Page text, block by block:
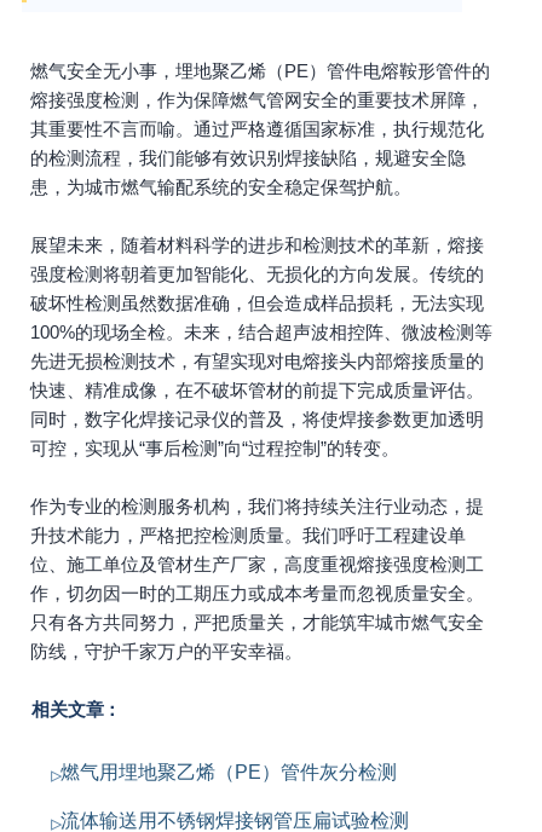
燃气安全无小事，埋地聚乙烯（PE）管件电熔鞍形管件的
熔接强度检测，作为保障燃气管网安全的重要技术屏障，
其重要性不言而喻。通过严格遵循国家标准，执行规范化
的检测流程，我们能够有效识别焊接缺陷，规避安全隐
患，为城市燃气输配系统的安全稳定保驾护航。
展望未来，随着材料科学的进步和检测技术的革新，熔接
强度检测将朝着更加智能化、无损化的方向发展。传统的
破坏性检测虽然数据准确，但会造成样品损耗，无法实现
100%的现场全检。未来，结合超声波相控阵、微波检测等
先进无损检测技术，有望实现对电熔接头内部熔接质量的
快速、精准成像，在不破坏管材的前提下完成质量评估。
同时，数字化焊接记录仪的普及，将使焊接参数更加透明
可控，实现从“事后检测”向“过程控制”的转变。
作为专业的检测服务机构，我们将持续关注行业动态，提
升技术能力，严格把控检测质量。我们呼吁工程建设单
位、施工单位及管材生产厂家，高度重视熔接强度检测工
作，切勿因一时的工期压力或成本考量而忽视质量安全。
只有各方共同努力，严把质量关，才能筑牢城市燃气安全
防线，守护千家万户的平安幸福。
相关文章：
燃气用埋地聚乙烯（PE）管件灰分检测
流体输送用不锈钢焊接钢管压扁试验检测